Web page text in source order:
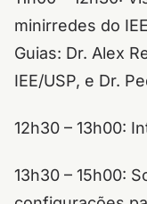
minirredes do
Guias: Dr. Alex
IEE/USP, e Dr.
12h30 – 13h00:
13h30 – 15h00: